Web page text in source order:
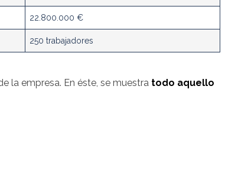
22.800.000 €
250 trabajadores
la empresa. En éste, se muestra todo aquello